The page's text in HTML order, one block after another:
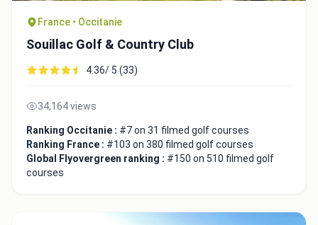
France • Occitanie
Souillac Golf & Country Club
4.36/ 5 (33)
34,164 views
Ranking Occitanie : #7 on 31 filmed golf courses
Ranking France : #103 on 380 filmed golf courses
Global Flyovergreen ranking : #150 on 510 filmed golf
courses